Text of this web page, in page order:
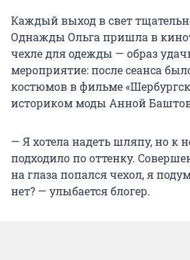
Каждый выход в свет
Однажды Ольга пришла в
чехле для одежды — образ
мероприятие: после сеанса
костюмов в фильме
историком моды Анной
— Я хотела надеть шляпу, но к
подходило по оттенку.
на глаза попался чехол, я
нет? — улыбается блогер.